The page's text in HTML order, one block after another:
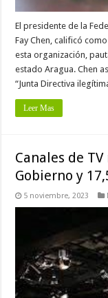
El presidente de la
Fay Chen, calificó
esta organización,
estado Aragua. Chen
“Junta Directiva
Leer Mas
Canales de
Gobierno y
5 noviembre, 2023